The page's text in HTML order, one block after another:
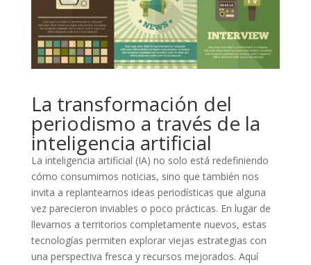
La transformación del
periodismo a través de la
inteligencia artificial
La inteligencia artificial (IA) no solo está redefiniendo
cómo consumimos noticias, sino que también nos
invita a replantearnos ideas periodísticas que alguna
vez parecieron inviables o poco prácticas. En lugar de
llevarnos a territorios completamente nuevos, estas
tecnologías permiten explorar viejas estrategias con
una perspectiva fresca y recursos mejorados. Aquí